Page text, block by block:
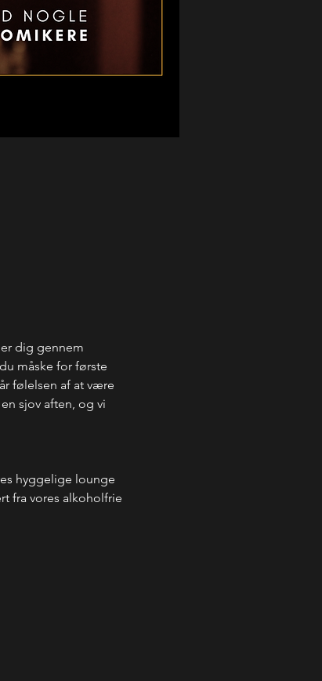
dig gennem
måske for første
følelsen af at være
sjov aften, og vi
hyggelige lounge
fra vores alkoholfrie